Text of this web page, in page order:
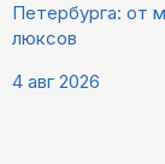
Петербурга: от
люксов
4 авг 2026